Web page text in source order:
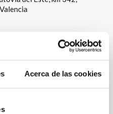
Acerca de las cookies